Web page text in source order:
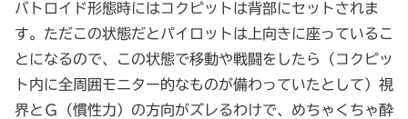
バトロイド形態時にはコクピットは背部にセットされま
す。ただこの状態だとパイロットは上向きに座っているこ
とになるので、この状態で移動や戦闘をしたら（コクピッ
ト内に全周囲モニター的なものが備わっていたとして）視
界とＧ（慣性力）の方向がズレるわけで、めちゃくちゃ酔